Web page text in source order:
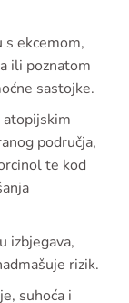
s ekcemom,
ili poznatom
sastojke.
atopijskim
područja,
te kod
izbjegava,
rizik.
suhoća i